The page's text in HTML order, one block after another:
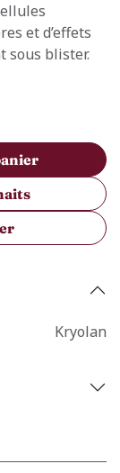
et d’effets
sous blister.
Kryolan